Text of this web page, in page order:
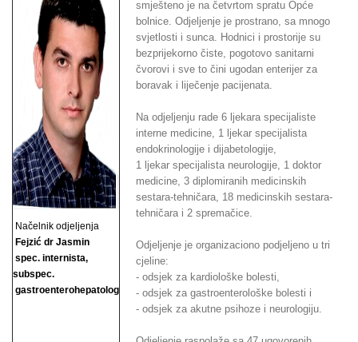
Načelnik odjeljenja
Fejzić dr Jasmin
spec. internista,
subspec.
gastroenterohepatolog
smješteno je na četvrtom spratu Opće
bolnice. Odjeljenje je prostrano, sa mnogo
svjetlosti i sunca. Hodnici i prostorije su
bezprijekorno čiste, pogotovo sanitarni
čvorovi i sve to čini ugodan enterijer za
boravak i liječenje pacijenata.
Na odjeljenju rade 6 ljekara specijaliste
interne medicine, 1 ljekar specijalista
endokrinologije i dijabetologije,
1 ljekar specijalista neurologije, 1 doktor
medicine, 3 diplomiranih medicinskih
sestara-tehničara, 18 medicinskih sestara-
tehničara i 2 spremačice.
Odjeljenje je organizaciono podjeljeno u tri
cjeline:
- odsjek za kardiološke bolesti,
- odsjek za gastroenterološke bolesti i
- odsjek za akutne psihoze i neurologiju.